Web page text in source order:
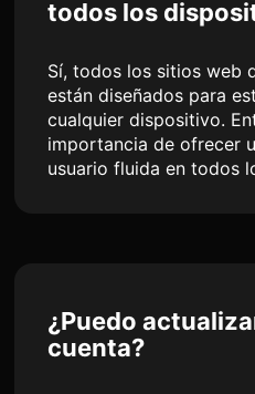
todos los
Sí, todos los sitios web
están diseñados para
cualquier dispositivo.
importancia de ofrecer
usuario fluida en todos
¿Puedo
cuenta?